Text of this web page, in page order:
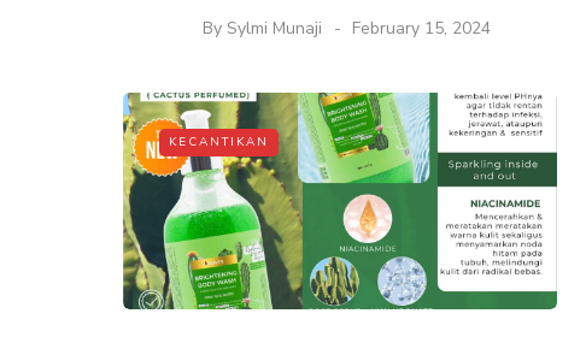
By Sylmi Munaji February 15, 2024
KECANTIKAN